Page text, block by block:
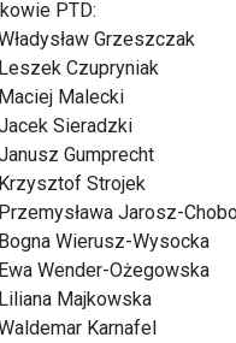
PTD:
Grzeszczak
Czupryniak
Malecki
Sieradzki
Gumprecht
Strojek
Jarosz-
Wierusz-Wysocka
Wender-Ożegowska
Majkowska
Karnafel